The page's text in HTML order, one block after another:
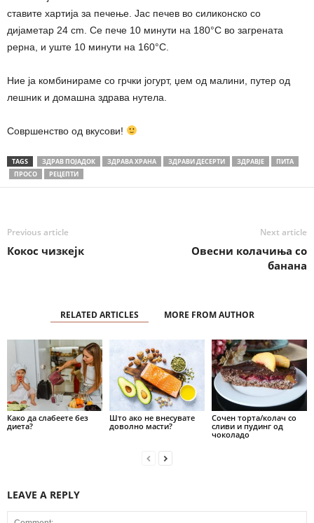
ставите хартија за печење. Јас печев во силиконско со
дијаметар 24 cm. Се пече 10 минути на 180°С во загрената
рерна, и уште 10 минути на 160°С.
Ние ја комбинираме со грчки јогурт, џем од малини, путер од
лешник и домашна здрава нутела.
Совршенство од вкусови!
TAGS ЗДРАВ ПОЈАДОК ЗДРАВА ХРАНА ЗДРАВИ ДЕСЕРТИ ЗДРАВЈЕ
ПИТА
ПРОСО
РЕЦЕПТИ
Previous article
Кокос чизкејк
Next article
Овесни колачиња со
банана
RELATED ARTICLES MORE FROM AUTHOR
Како да слабеете без
диета?
Што ако не внесувате
доволно масти?
Сочен торта/колач со
сливи и пудинг од
чоколадо
LEAVE A REPLY